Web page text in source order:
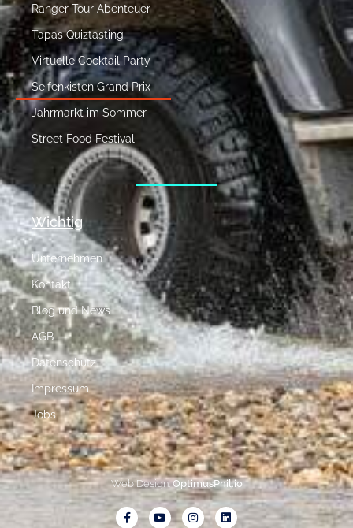
Ranger Tour Abenteuer
Tapas Quiztasting
Virtuelle Cocktail Party
Seifenkisten Grand Prix
Jahrmarkt im Sommer
Street Food Festival
Wichtig
Unternehmen
Kontakt
Blog und News
AGB
Datenschutz
Impressum
Jobs
Web Design:OptimusPhil.io